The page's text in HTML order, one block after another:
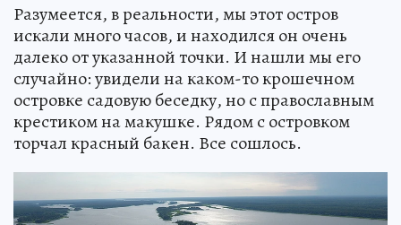
Разумеется, в реальности, мы этот остров
искали много часов, и находился он очень
далеко от указанной точки. И нашли мы его
случайно: увидели на каком-то крошечном
островке садовую беседку, но с православным
крестиком на макушке. Рядом с островком
торчал красный бакен. Все сошлось.